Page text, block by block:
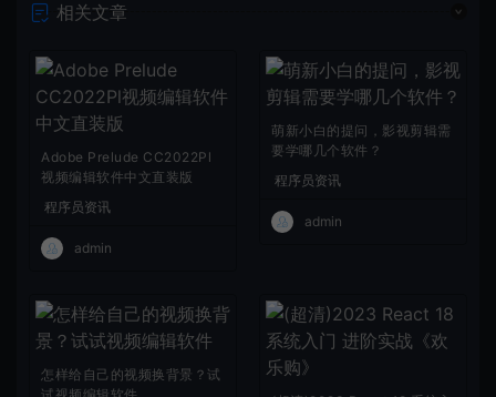
相关文章
Adobe Prelude CC2022Pl
视频编辑软件中文直装版
程序员资讯
admin
萌新小白的提问，影视剪辑需
要学哪几个软件？
程序员资讯
admin
怎样给自己的视频换背景？试